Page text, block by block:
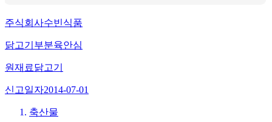
주식회사수빈식품
닭고기부분육안심
원재료닭고기
신고일자2014-07-01
축산물